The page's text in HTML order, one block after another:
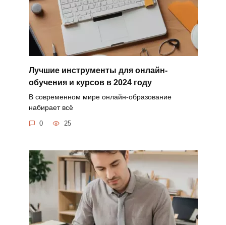
Лучшие инструменты для онлайн-
обучения и курсов в 2024 году
В современном мире онлайн-образование
набирает всё
0 25